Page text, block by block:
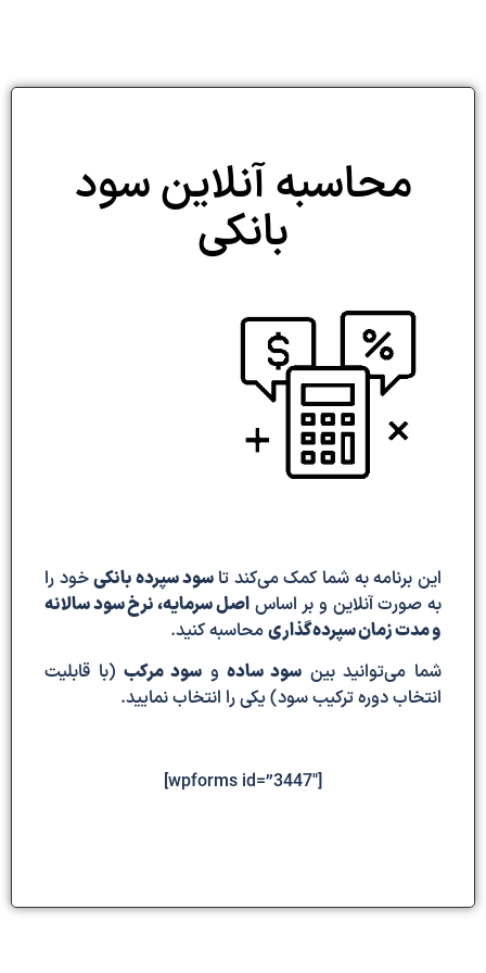
محاسبه آنلاین سود
بانکی
این برنامه به شما کمک می‌کند تاسود سپرده بانکیخود را
به صورت آنلاین و بر اساساصل سرمایه، نرخ سود سالانه
و مدت زمان سپرده‌گذاریمحاسبه کنید.
شما می‌توانید بین سود سادهو سود مرکب(با قابلیت
انتخاب دوره ترکیب سود) یکی را انتخاب نمایید.
[wpforms id=”3447″]